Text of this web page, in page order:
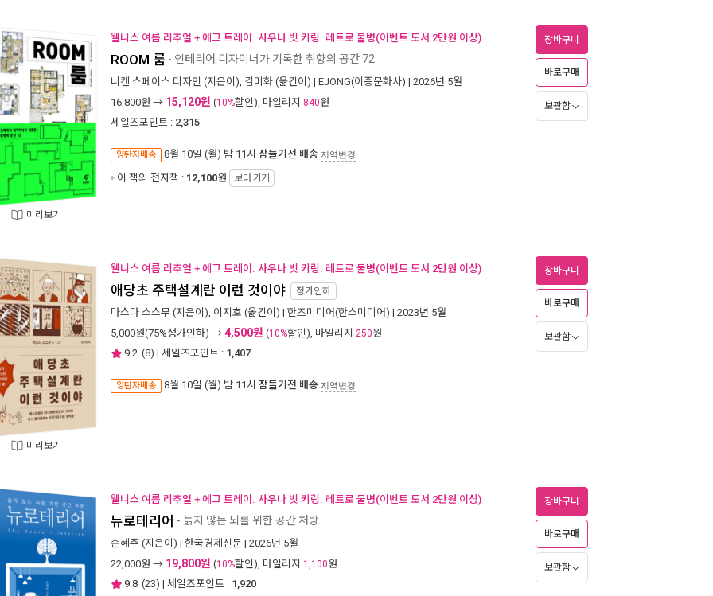
미리보기
웰니스 여름 리추얼 + 에그 트레이. 사우나 빗 키링. 레트로 물병(이벤트 도서 2만원 이상)
ROOM 룸 - 인테리어 디자이너가 기록한 취향의 공간 72
니켄 스페이스 디자인 (지은이), 김미화 (옮긴이) | EJONG(이종문화사) | 2026년 5월
16,800원 → 15,120원 (10%할인), 마일리지 840원
세일즈포인트 : 2,315
양탄자배송 8월 10일 (월) 밤 11시 잠들기전 배송 지역변경
이 책의 전자책 : 12,100원 보러 가기
장바구니
바로구매
보관함
미리보기
웰니스 여름 리추얼 + 에그 트레이. 사우나 빗 키링. 레트로 물병(이벤트 도서 2만원 이상)
애당초 주택설계란 이런 것이야 정가인하
마스다 스스무 (지은이), 이지호 (옮긴이) | 한즈미디어(한스미디어) | 2023년 5월
5,000원(75%정가인하) → 4,500원 (10%할인), 마일리지 250원
9.2 (8) | 세일즈포인트 : 1,407
양탄자배송 8월 10일 (월) 밤 11시 잠들기전 배송 지역변경
장바구니
바로구매
보관함
웰니스 여름 리추얼 + 에그 트레이. 사우나 빗 키링. 레트로 물병(이벤트 도서 2만원 이상)
뉴로테리어 - 늙지 않는 뇌를 위한 공간 처방
손혜주 (지은이) | 한국경제신문 | 2026년 5월
22,000원 → 19,800원 (10%할인), 마일리지 1,100원
9.8 (23) | 세일즈포인트 : 1,920
장바구니
바로구매
보관함